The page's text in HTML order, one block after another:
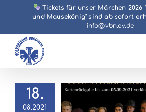
Tickets für unser Märchen 2026
und Mausekönig" sind ab sofort
info@vbnlev.de
18.
08.2021